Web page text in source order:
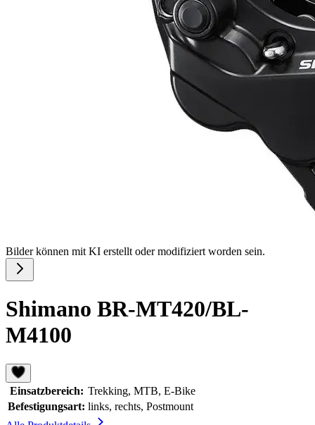
Bilder können mit KI erstellt oder modifiziert worden sein.
Shimano BR-MT420/BL-
M4100
Einsatzbereich: Trekking, MTB, E-Bike
Befestigungsart: links, rechts, Postmount